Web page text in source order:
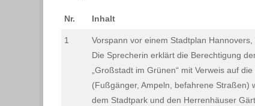
Nr. Inhalt
1
Vorspann vor einem Stadtplan
Die Sprecherin erklärt die Berechtigung
„Großstadt im Grünen“ mit Verweis auf
(Fußgänger, Ampeln, befahrene Straßen)
dem Stadtpark und den Herrenhäuser